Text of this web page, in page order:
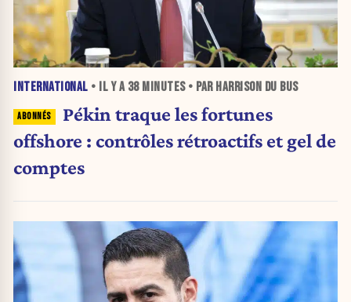
INTERNATIONAL • IL Y A 38 MINUTES• PAR HARRISON DU BUS
Pékin traque les fortunes
offshore : contrôles rétroactifs et gel de
comptes